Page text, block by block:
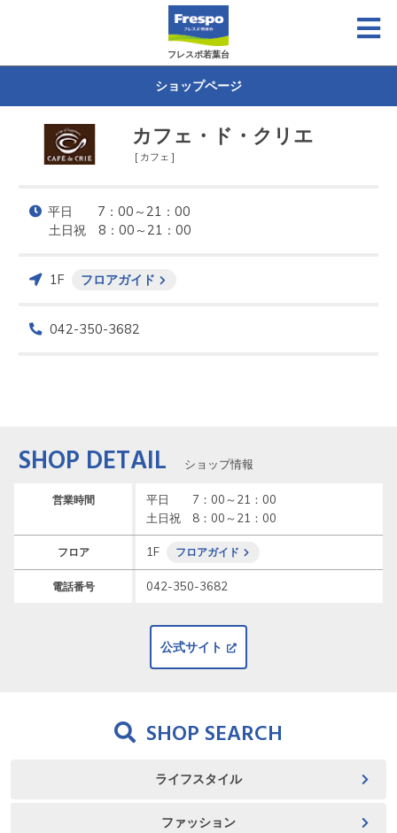
フレスポ若葉台
ショップページ
カフェ・ド・クリエ
[ カフェ ]
平日　　7：00～21：00
土日祝　8：00～21：00
1F フロアガイド
042-350-3682
SHOP DETAIL ショップ情報
営業時間
平日　　7：00～21：00
土日祝　8：00～21：00
フロア 1F フロアガイド
電話番号 042-350-3682
公式サイト
SHOP SEARCH
ライフスタイル
ファッション